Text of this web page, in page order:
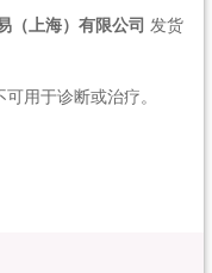
（上海）有限公司 发货
用于诊断或治疗。